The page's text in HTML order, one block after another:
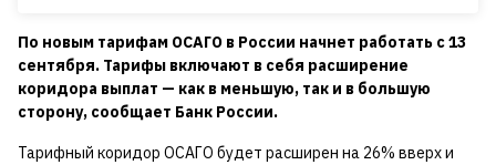
По новым тарифам ОСАГО в России начнет работать с 13
сентября. Тарифы включают в себя расширение
коридора выплат — как в меньшую, так и в большую
сторону, сообщает Банк России.
Тарифный коридор ОСАГО будет расширен на 26% вверх и